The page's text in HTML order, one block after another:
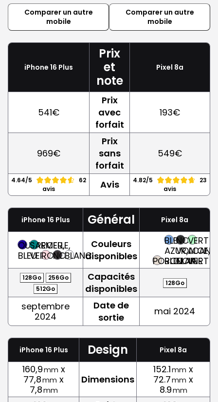
Comparer un autre
mobile
Comparer un autre
mobile
iPhone 16 Plus
Prix
et
note
Pixel 8a
541€
Prix
avec
forfait
193€
969€
Prix
sans
forfait
549€
4.64/5
62
avis
Avis 4.82/5
23
avis
iPhone 16 Plus Général Pixel 8a
OUTREMER,
BLEU
SARCELLE,
VERTROSENOIRBLANC
Couleurs
disponibles
PORCELAINE
BLEU
AZUR,
BLEU
NOIR
NOIR
VERT
ALOE,
VERT
128Go
256Go
512Go
Capacités
disponibles
128Go
septembre
2024
Date de
sortie
mai 2024
iPhone 16 Plus Design Pixel 8a
160,9mm x
77,8mm x
7,8mm
Dimensions
152.1mm x
72.7mm x
8.9mm